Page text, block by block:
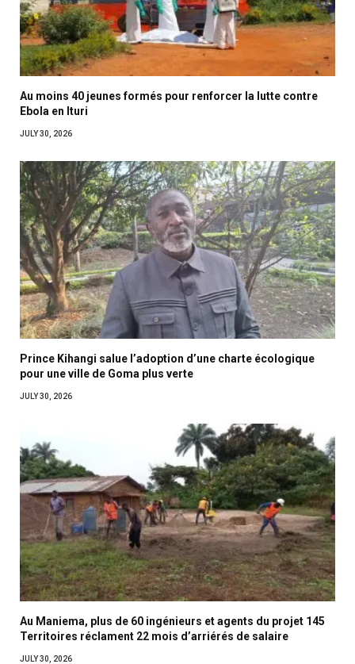
Au moins 40 jeunes formés pour renforcer la lutte contre
Ebola en Ituri
JULY 30, 2026
Prince Kihangi salue l’adoption d’une charte écologique
pour une ville de Goma plus verte
JULY 30, 2026
Au Maniema, plus de 60 ingénieurs et agents du projet 145
Territoires réclament 22 mois d’arriérés de salaire
JULY 30, 2026